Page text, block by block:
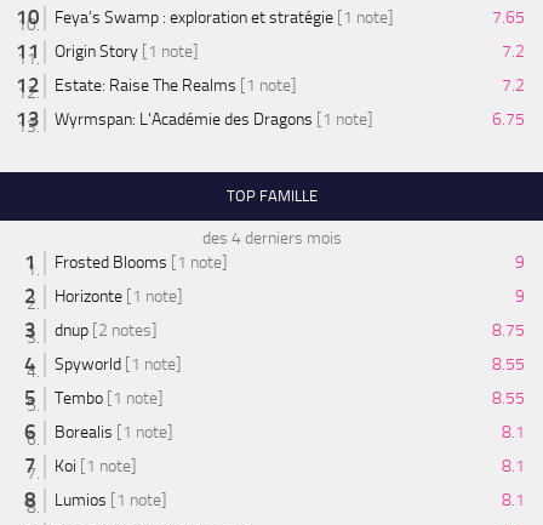
Feya’s Swamp : exploration et stratégie [1 note]
7.65
Origin Story [1 note]
7.2
Estate: Raise The Realms [1 note]
7.2
Wyrmspan: L'Académie des Dragons [1 note] 6.75
TOP FAMILLE
des 4 derniers mois
Frosted Blooms [1 note]
9
Horizonte [1 note]
9
dnup [2 notes]
8.75
Spyworld [1 note]
8.55
Tembo [1 note]
8.55
Borealis [1 note]
8.1
Koi [1 note]
8.1
Lumios [1 note]
8.1